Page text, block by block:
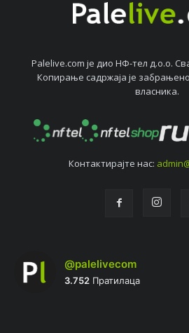
Palelive.com јe дио НФ-тeл д.о.о.
Копирањe садржаја јe
власника.
Контактирајтe нас:
@palelivecom
3.752 Пратилаца